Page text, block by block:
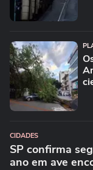
CIDADES
SP confirma
ano em ave